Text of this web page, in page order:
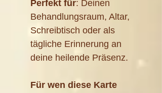
Perfekt für: Deinen
Behandlungsraum, Altar,
Schreibtisch oder als
tägliche Erinnerung an
deine heilende Präsenz.
Für wen diese Karte